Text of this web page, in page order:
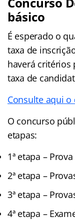
básico
É esperado o
taxa de
haverá critérios
taxa de
Consulte aqui
O concurso
etapas:
1ª etapa –
2ª etapa –
3ª etapa –
4ª etapa –